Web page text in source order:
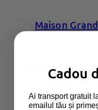
Maison
adaugă în coș
Nume utilizator sau
Parolă*Obligatoriu
Cadou
Ai transport gratuit
emailul tău și